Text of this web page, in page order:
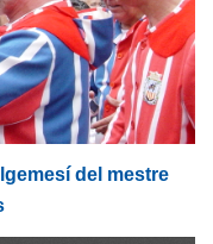
del mestre